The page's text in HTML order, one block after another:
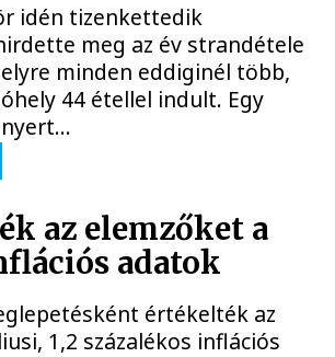
idén tizenkettedik
meg az év strandétele
minden eddiginél több,
44 étellel indult. Egy
az elemzőket a
adatok
értékelték az
1,2 százalékos inflációs